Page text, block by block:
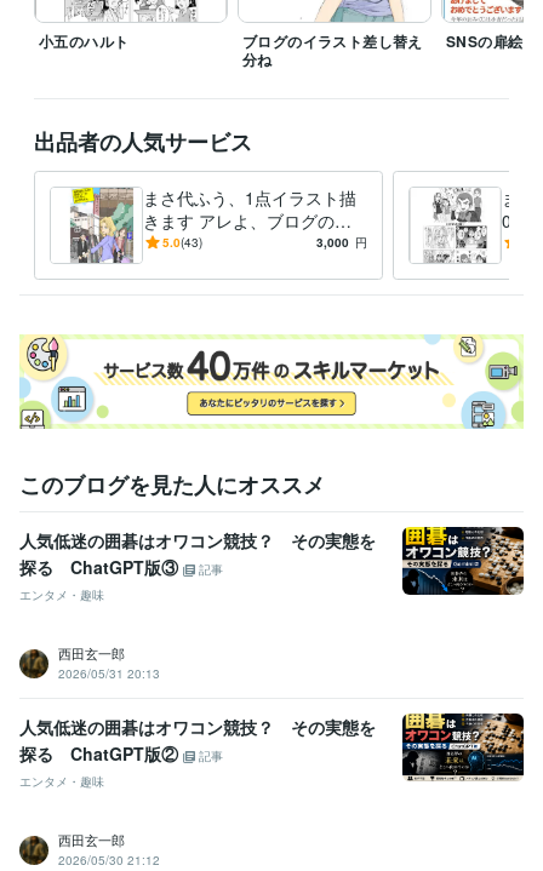
小五のハルト
ブログのイラスト差し替え
分ね
SNSの扉絵
出品者の人気サービス
まさ代ふう、1点イラスト描
きます アレよ、ブログのア
イキャッチみたいな感じよ。
5.0(43) 3,000 円
ま
000
画で
このブログを見た人にオススメ
人気低迷の囲碁はオワコン競技？ その実態を
探る ChatGPT版③
記事
エンタメ・趣味
西田玄一郎
2026/05/31 20:13
人気低迷の囲碁はオワコン競技？ その実態を
探る ChatGPT版②
記事
エンタメ・趣味
西田玄一郎
2026/05/30 21:12